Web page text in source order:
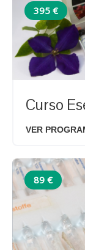
395 €
Curso
VER
89 €